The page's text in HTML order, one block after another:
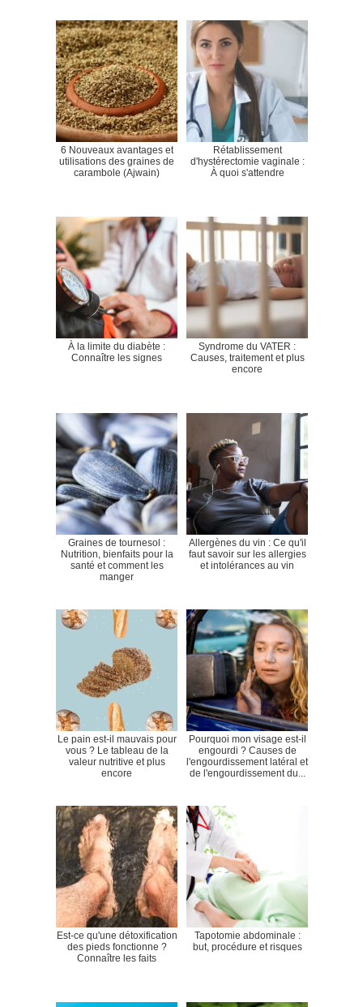
6 Nouveaux avantages et
utilisations des graines de
carambole (Ajwain)
Rétablissement
d'hystérectomie vaginale :
À quoi s'attendre
À la limite du diabète :
Connaître les signes
Syndrome du VATER :
Causes, traitement et plus
encore
Graines de tournesol :
Nutrition, bienfaits pour la
santé et comment les
manger
Allergènes du vin : Ce qu'il
faut savoir sur les allergies
et intolérances au vin
Le pain est-il mauvais pour
vous ? Le tableau de la
valeur nutritive et plus
encore
Pourquoi mon visage est-il
engourdi ? Causes de
l'engourdissement latéral et
de l'engourdissement du...
Est-ce qu'une détoxification
des pieds fonctionne ?
Connaître les faits
Tapotomie abdominale :
but, procédure et risques